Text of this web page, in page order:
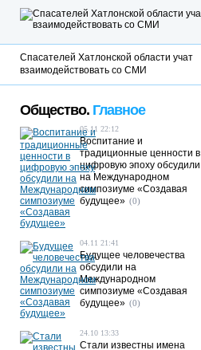
Спасателей Хатлонской области учат
взаимодействовать со СМИ
Общество. Главное
05.11 22:12
Воспитание и
традиционные ценности в
цифровую эпоху обсудили
на Международном
симпозиуме «Создавая
будущее» (0)
04.11 21:41
Будущее человечества
обсудили на
Международном
симпозиуме «Создавая
будущее» (0)
24.10 13:33
Стали известны имена